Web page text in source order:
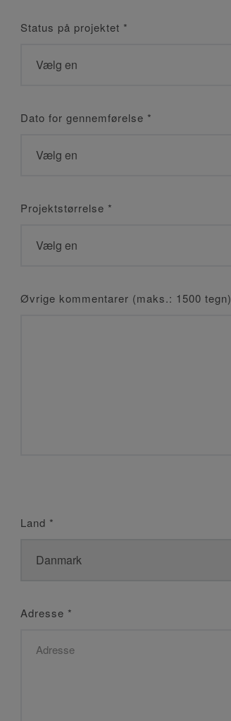
Status på projektet *
Dato for gennemførelse *
Projektstørrelse *
Øvrige kommentarer (maks.: 1500 tegn)
Land *
Adresse *